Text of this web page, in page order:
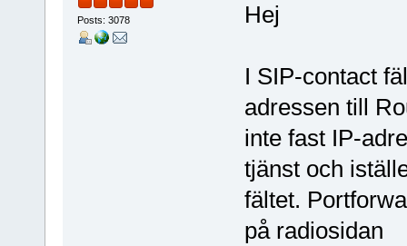
Posts: 3078 Hej
I SIP-contact
adressen till
inte fast IP-
tjänst och
fältet.
på radiosidan